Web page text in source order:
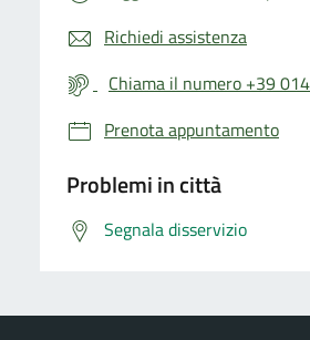
Richiedi assistenza
Chiama il numero +39
Prenota appuntamento
Problemi in città
Segnala disservizio